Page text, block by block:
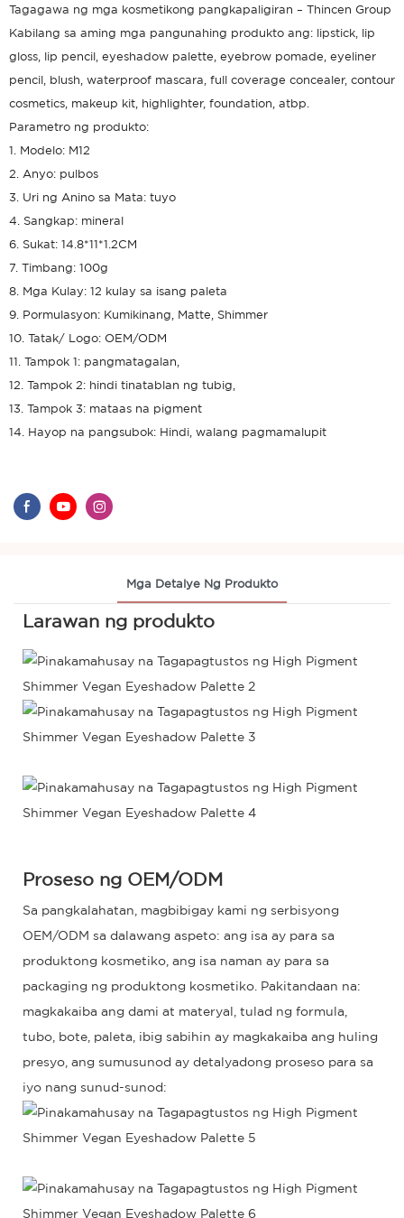
Tagagawa ng mga kosmetikong pangkapaligiran – Thincen Group
Kabilang sa aming mga pangunahing produkto ang: lipstick, lip
gloss, lip pencil, eyeshadow palette, eyebrow pomade, eyeliner
pencil, blush, waterproof mascara, full coverage concealer, contour
cosmetics, makeup kit, highlighter, foundation, atbp.
Parametro ng produkto:
1. Modelo: M12
2. Anyo: pulbos
3. Uri ng Anino sa Mata: tuyo
4. Sangkap: mineral
6. Sukat: 14.8*11*1.2CM
7. Timbang: 100g
8. Mga Kulay: 12 kulay sa isang paleta
9. Pormulasyon: Kumikinang, Matte, Shimmer
10. Tatak/ Logo: OEM/ODM
11. Tampok 1: pangmatagalan,
12. Tampok 2: hindi tinatablan ng tubig,
13. Tampok 3: mataas na pigment
14. Hayop na pangsubok: Hindi, walang pagmamalupit
Mga Detalye Ng Produkto
Larawan ng produkto
Proseso ng OEM/ODM
Sa pangkalahatan, magbibigay kami ng serbisyong
OEM/ODM sa dalawang aspeto: ang isa ay para sa
produktong kosmetiko, ang isa naman ay para sa
packaging ng produktong kosmetiko. Pakitandaan na:
magkakaiba ang dami at materyal, tulad ng formula,
tubo, bote, paleta, ibig sabihin ay magkakaiba ang huling
presyo, ang sumusunod ay detalyadong proseso para sa
iyo nang sunud-sunod: